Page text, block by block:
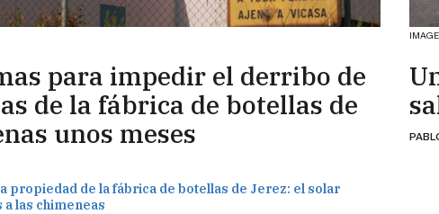
para impedir el derribo de
de la fábrica de botellas de
unos meses
propiedad de la fábrica de botellas de Jerez: el solar
las chimeneas